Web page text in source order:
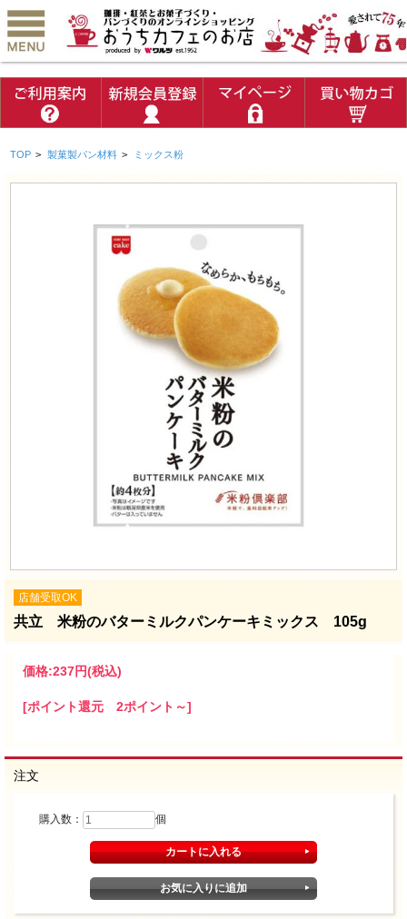
TOP > 製菓製パン材料 > ミックス粉
店舗受取OK
共立 米粉のバターミルクパンケーキミックス 105g
価格:237円(税込)
[ポイント還元 2ポイント～]
注文
購入数： 個